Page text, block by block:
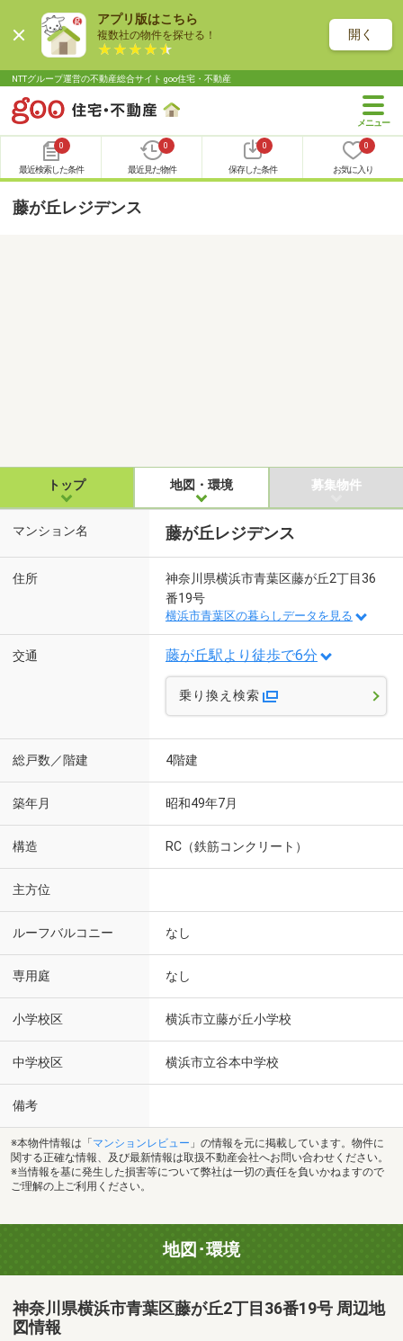
アプリ版はこちら
複数社の物件を探せる！ 開く
NTTグループ運営の不動産総合サイト goo住宅・不動産
0
最近検索した条件
0
最近見た物件
0
保存した条件
0
お気に入り
藤が丘レジデンス
トップ 地図・環境 募集物件
マンション名 藤が丘レジデンス
住所
神奈川県横浜市青葉区藤が丘2丁目36
番19号
横浜市青葉区の暮らしデータを見る
交通 藤が丘駅より徒歩で6分
乗り換え検索
総戸数／階建 4階建
築年月 昭和49年7月
構造 RC（鉄筋コンクリート）
主方位
ルーフバルコニー なし
専用庭 なし
小学校区 横浜市立藤が丘小学校
中学校区 横浜市立谷本中学校
備考
※本物件情報は「 マンションレビュー 」の情報を元に掲載しています。物件に
関する正確な情報、及び最新情報は取扱不動産会社へお問い合わせください。
※当情報を基に発生した損害等について弊社は一切の責任を負いかねますので
ご理解の上ご利用ください。
地図･環境
神奈川県横浜市青葉区藤が丘2丁目36番19号 周辺地
図情報